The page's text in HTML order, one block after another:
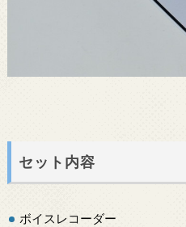
セット内容
ボイスレコーダー